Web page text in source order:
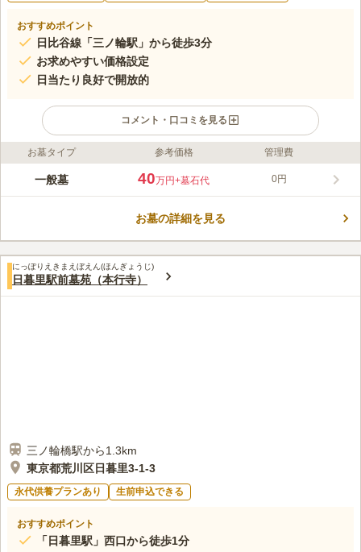
おすすめポイント
日比谷線「三ノ輪駅」から徒歩3分
お求めやすい価格設定
日当たり良好で開放的
コメント・口コミを見る
ライフドット編集部のコメント
最寄り駅の都電荒川線「三ノ輪橋駅」から徒歩1分という抜群の
く。日当たりも良好なので心地よく、穏やかな気持ちになりま
口コミ評価
みんなの評価
4.0
近くに商店街があり、お花屋さんもあるので、そちらで購入して
お墓タイプ 参考価格 管理費
一般墓 40万円+墓石代 0円
お墓の詳細を見る
にっぽりえきまえぼえん(ほんぎょうじ)
日暮里駅前墓苑（本行寺）
三ノ輪橋駅から1.3km
東京都荒川区日暮里3-1-3
永代供養プランあり 生前申込できる
おすすめポイント
「日暮里駅」西口から徒歩1分